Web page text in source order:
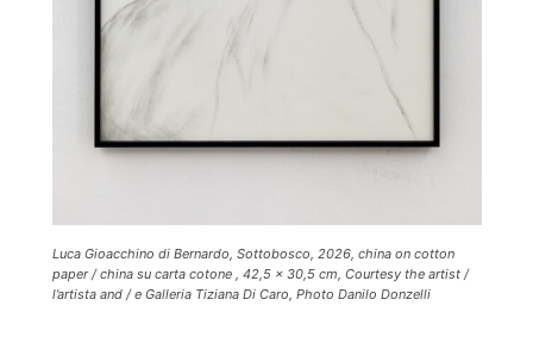
Luca Gioacchino di Bernardo, Sottobosco, 2026, china on cotton
paper / china su carta cotone , 42,5 x 30,5 cm, Courtesy the artist /
l’artista and / e Galleria Tiziana Di Caro, Photo Danilo Donzelli